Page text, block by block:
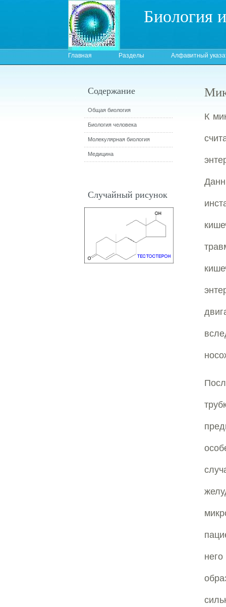
Биология
Главная Разделы Алфавитный
К
Содержание
Общая биология
Биология человека
Молекулярная биология
Медицина
Случайный рисунок